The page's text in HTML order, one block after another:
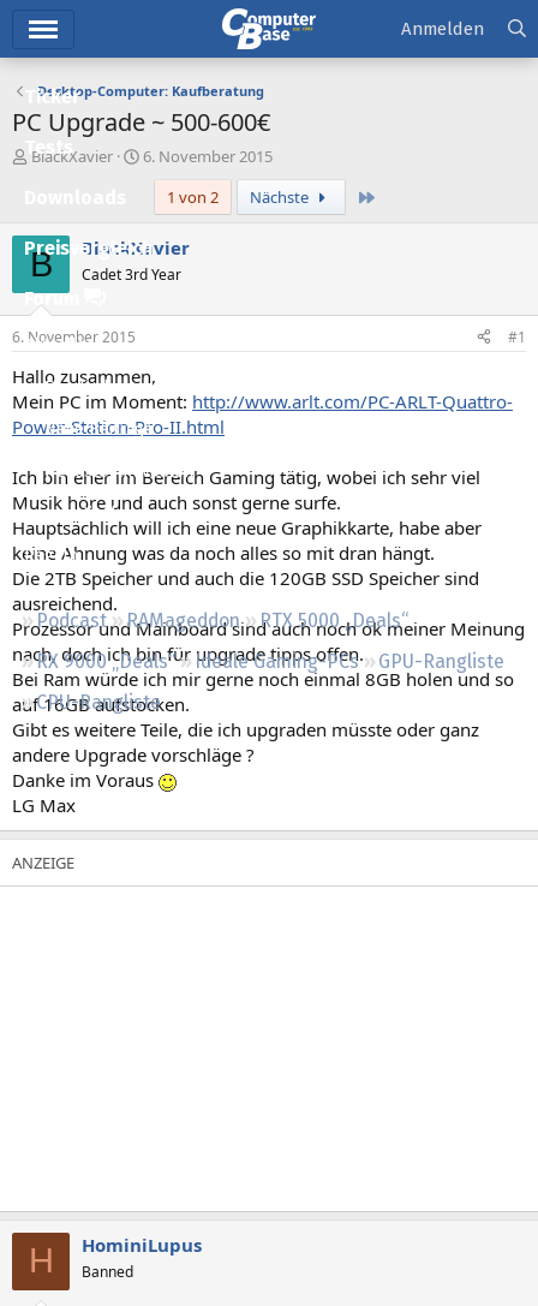
Ticker
Tests
Preisvergleich
Forum
Aktuelles
Empfohlene Inhalte
Neue Beiträge
Neueste Aktivitäten
Leserartikel
Regeln
Podcast RAMageddon
RTX 5000 „Deals“
RX 9000 „Deals“
Ideale Gaming-PCs
GPU-Rangliste
CPU-Rangliste
Anmelden
Desktop-Computer: Kaufberatung
PC Upgrade ~ 500-600€
E
e
e
r
BlackXavier
E
e
l
m
6. November 2015
1 von 2
Nächste
B BlackXavier
Cadet 3rd Year
6. November 2015 #1
Hallo zusammen,
Mein PC im Moment: http://www.arlt.com/PC-ARLT-Quattro-
Power-Station-Pro-II.html
Ich bin eher im Bereich Gaming tätig, wobei ich sehr viel
Musik höre und auch sonst gerne surfe.
Hauptsächlich will ich eine neue Graphikkarte, habe aber
keine Ahnung was da noch alles so mit dran hängt.
Die 2TB Speicher und auch die 120GB SSD Speicher sind
ausreichend.
Prozessor und Mainboard sind auch noch ok meiner Meinung
nach, doch ich bin für upgrade tipps offen.
Bei Ram würde ich mir gerne noch einmal 8GB holen und so
auf 16GB aufstocken.
Gibt es weitere Teile, die ich upgraden müsste oder ganz
andere Upgrade vorschläge ?
Danke im Voraus
LG Max
H HominiLupus
Banned